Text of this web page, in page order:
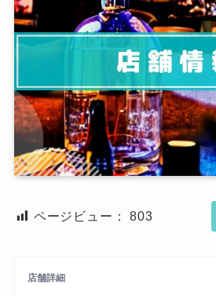
ページビュー： 803
店舗詳細